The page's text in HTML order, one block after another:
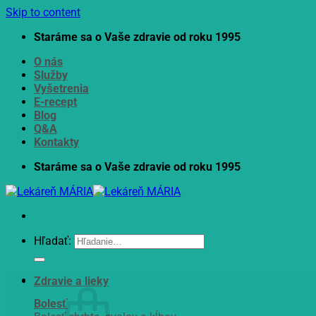
Skip to content
Staráme sa o Vaše zdravie od roku 1995
O nás
Služby
Vyšetrenia
E-recept
Blog
Q&A
Kontakty
Staráme sa o Vaše zdravie od roku 1995
Hľadať:
Zdravie a lieky
Bolesť